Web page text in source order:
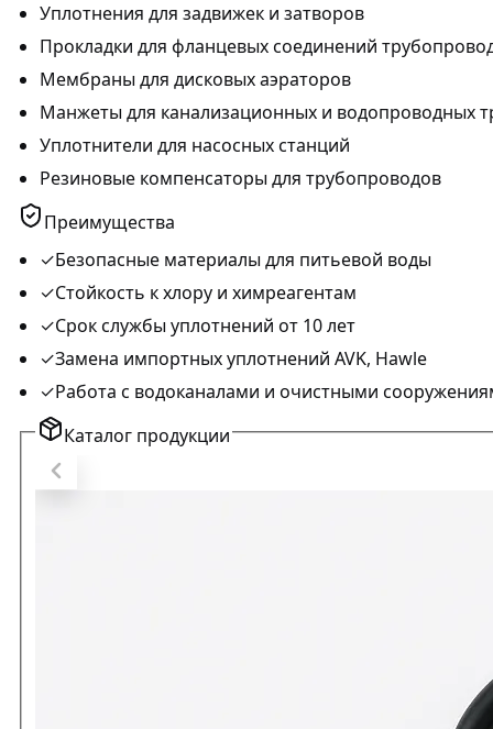
Уплотнения для задвижек и затворов
Прокладки для фланцевых соединений
Мембраны для дисковых аэраторов
Манжеты для канализационных и водопроводных
Уплотнители для насосных станций
Резиновые компенсаторы для трубопроводов
Преимущества
✓Безопасные материалы для питьевой воды
✓Стойкость к хлору и химреагентам
✓Срок службы уплотнений от 10 лет
✓Замена импортных уплотнений AVK, Hawle
✓Работа с водоканалами и очистными
Каталог продукции